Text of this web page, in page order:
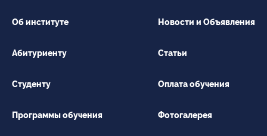
Об институте
Абитуриенту
Студенту
Программы обучения
Новости и Объявления
Статьи
Оплата обучения
Фотогалерея